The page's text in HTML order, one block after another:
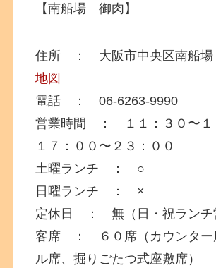
【南船場 御肉】
住所 ： 大阪市中央区南船
地図
電話 ： 06-6263-9990
営業時間 ： １１：３０〜１
１７：００〜２３：００
土曜ランチ ： ○
日曜ランチ ： ×
定休日 ： 無（日・祝ランチ
客席 ： ６０席（カウンター
ル席、掘りごたつ式座敷席）